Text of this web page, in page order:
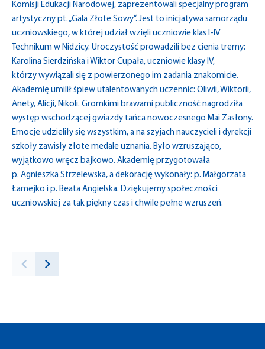
Komisji Edukacji Narodowej, zaprezentowali specjalny program
artystyczny pt. „Gala Złote Sowy”. Jest to inicjatywa samorządu
uczniowskiego, w której udział wzięli uczniowie klas I-IV
Technikum w Nidzicy. Uroczystość prowadzili bez cienia tremy:
Karolina Sierdzińska i Wiktor Cupała, uczniowie klasy IV,
którzy wywiązali się z powierzonego im zadania znakomicie.
Akademię umilił śpiew utalentowanych uczennic: Oliwii, Wiktorii,
Anety, Alicji, Nikoli. Gromkimi brawami publiczność nagrodziła
występ wschodzącej gwiazdy tańca nowoczesnego Mai Zasłony.
Emocje udzieliły się wszystkim, a na szyjach nauczycieli i dyrekcji
szkoły zawisły złote medale uznania. Było wzruszająco,
wyjątkowo wręcz bajkowo. Akademię przygotowała
p. Agnieszka Strzelewska, a dekorację wykonały: p. Małgorzata
Łamejko i p. Beata Angielska. Dziękujemy społeczności
uczniowskiej za tak piękny czas i chwile pełne wzruszeń.